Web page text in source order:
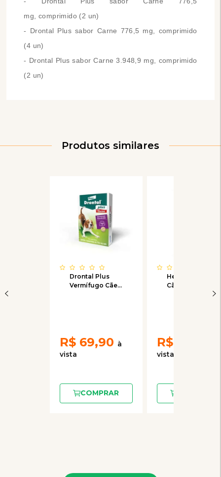
mg, comprimido (2 un)
- Drontal Plus sabor Carne 776,5 mg, comprimido
(4 un)
- Drontal Plus sabor Carne 3.948,9 mg, comprimido
(2 un)
Produtos similares
Drontal Plus
Vermífugo Cães
R$ 69,90
COMPRAR
Helfine Plus
Cães Vermífugo
R$